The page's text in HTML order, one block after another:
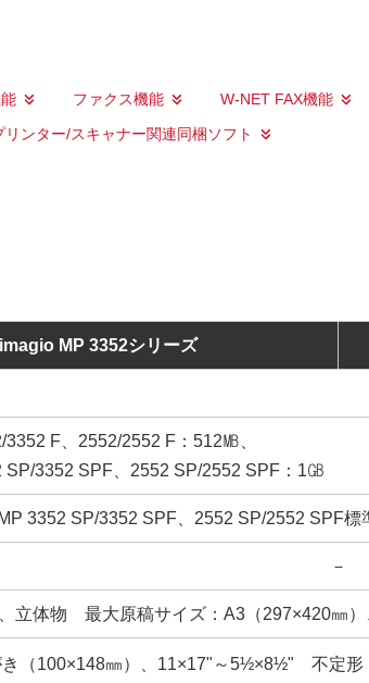
ファクス機能 W-NET FAX機能
リンター/スキャナー関連同梱ソフト
imagio MP 3352シリーズ
F、2552/2552 F：512㎆、
SP/3352 SPF、2552 SP/2552 SPF：1㎇
3352 SP/3352 SPF、2552 SP/2552 SPF標
－
立体物 最大原稿サイズ：A3（297×420㎜）
き（100×148㎜）、11×17"～5½×8½" 不定形